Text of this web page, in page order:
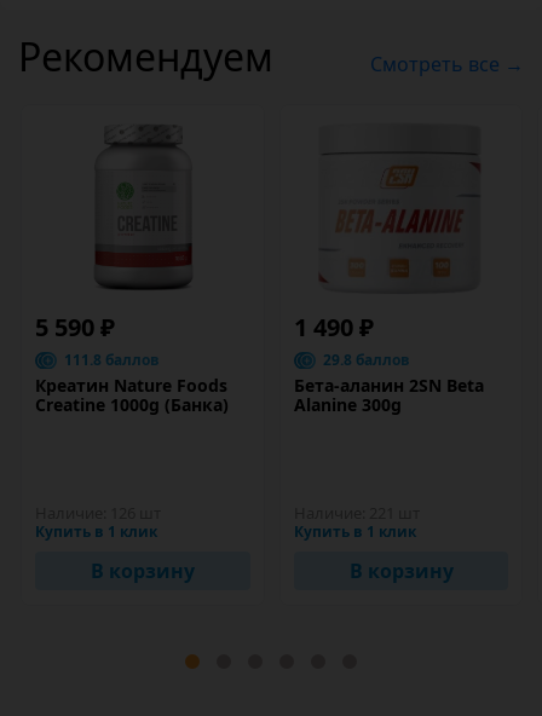
Рекомендуем Смотреть все →
5 590 ₽
111.8 баллов
Креатин Nature Foods
Creatine 1000g (Банка)
Купить в 1 клик
В корзину
1 490 ₽
29.8 баллов
Бета-аланин 2SN Beta
Alanine 300g
Купить в 1 клик
В корзину